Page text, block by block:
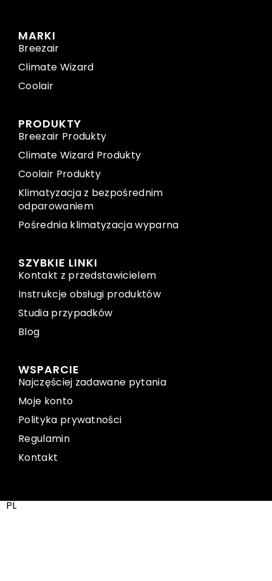
MARKI
Breezair
Climate Wizard
Coolair
PRODUKTY
Breezair Produkty
Climate Wizard Produkty
Coolair Produkty
Klimatyzacja z bezpośrednim
odparowaniem
Pośrednia klimatyzacja wyparna
SZYBKIE LINKI
Kontakt z przedstawicielem
Instrukcje obsługi produktów
Studia przypadków
Blog
WSPARCIE
Najczęściej zadawane pytania
Moje konto
Polityka prywatności
Regulamin
Kontakt
PL